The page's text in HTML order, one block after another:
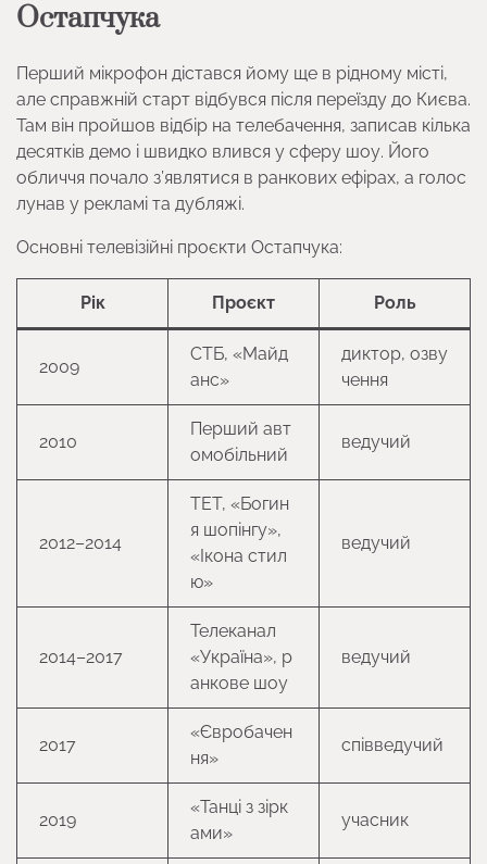
Остапчука
Перший мікрофон дістався йому ще в рідному місті,
але справжній старт відбувся після переїзду до Києва.
Там він пройшов відбір на телебачення, записав кілька
десятків демо і швидко влився у сферу шоу. Його
обличчя почало з’являтися в ранкових ефірах, а голос
лунав у рекламі та дубляжі.
Основні телевізійні проєкти Остапчука:
Рік Проєкт Роль
2009
СТБ, «Майд
анс»
диктор, озву
чення
2010
Перший авт
омобільний
ведучий
2012–2014
TET, «Богин
я шопінгу»,
«Ікона стил
ю»
ведучий
2014–2017
Телеканал
«Україна», р
анкове шоу
ведучий
2017
«Євробачен
ня»
співведучий
2019
«Танці з зірк
ами»
учасник